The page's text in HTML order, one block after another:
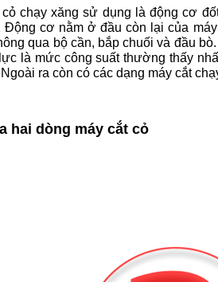
chạy xăng sử dụng là động cơ
Động cơ nằm ở đầu còn lại của
qua bộ cần, bắp chuối và đầu
là mức công suất thường thấy
ra còn có các dạng máy cắt
hai dòng máy cắt cỏ